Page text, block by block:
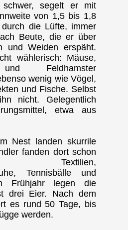
segelt er mit
von 1,5 bis 1,8
die Lüfte, immer
Beute, die er über
und Weiden erspäht.
wählerisch: Mäuse,
Feldhamster
wenig wie Vögel,
und Fische. Selbst
nicht. Gelegentlich
etwa aus
Nest landen skurrile
fanden dort schon
Textilien,
Tennisbälle und
Frühjahr legen die
drei Eier. Nach dem
es rund 50 Tage, bis
werden.